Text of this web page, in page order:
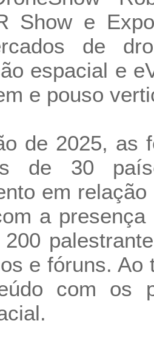
Show e
de
espacial e
e pouso
de 2025, as
de 30
em
a
e fóruns.
com os